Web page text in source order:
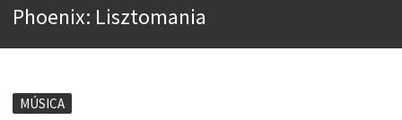
Esse tal de Rock Gaúcho
Phoenix: Lisztomania
MÚSICA